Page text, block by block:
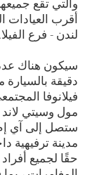
أقرب العيادات
لندن - فرع الفيلا.
فيلانوفا
ستصل إلى آي
مدينة ترفيهية
حقًا لجميع